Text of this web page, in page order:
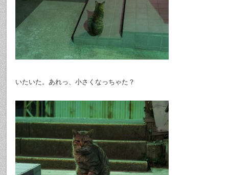
いたいた。あれっ、小さくなっちゃた？